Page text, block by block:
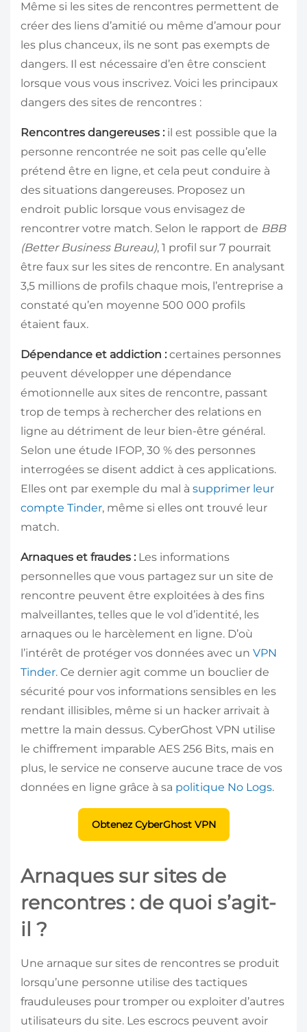
Même si les sites de rencontres permettent de
créer des liens d’amitié ou même d’amour pour
les plus chanceux, ils ne sont pas exempts de
dangers. Il est nécessaire d’en être conscient
lorsque vous vous inscrivez. Voici les principaux
dangers des sites de rencontres :
Rencontres dangereuses : il est possible que la
personne rencontrée ne soit pas celle qu’elle
prétend être en ligne, et cela peut conduire à
des situations dangereuses. Proposez un
endroit public lorsque vous envisagez de
rencontrer votre match. Selon le rapport de BBB
(Better Business Bureau), 1 profil sur 7 pourrait
être faux sur les sites de rencontre. En analysant
3,5 millions de profils chaque mois, l’entreprise a
constaté qu’en moyenne 500 000 profils
étaient faux.
Dépendance et addiction : certaines personnes
peuvent développer une dépendance
émotionnelle aux sites de rencontre, passant
trop de temps à rechercher des relations en
ligne au détriment de leur bien-être général.
Selon une étude IFOP, 30 % des personnes
interrogées se disent addict à ces applications.
Elles ont par exemple du mal à supprimer leur
compte Tinder, même si elles ont trouvé leur
match.
Arnaques et fraudes : Les informations
personnelles que vous partagez sur un site de
rencontre peuvent être exploitées à des fins
malveillantes, telles que le vol d’identité, les
arnaques ou le harcèlement en ligne. D’où
l’intérêt de protéger vos données avec un VPN
Tinder. Ce dernier agit comme un bouclier de
sécurité pour vos informations sensibles en les
rendant illisibles, même si un hacker arrivait à
mettre la main dessus. CyberGhost VPN utilise
le chiffrement imparable AES 256 Bits, mais en
plus, le service ne conserve aucune trace de vos
données en ligne grâce à sa politique No Logs.
Obtenez CyberGhost VPN
Arnaques sur sites de
rencontres : de quoi s’agit-
il ?
Une arnaque sur sites de rencontres se produit
lorsqu’une personne utilise des tactiques
frauduleuses pour tromper ou exploiter d’autres
utilisateurs du site. Les escrocs peuvent avoir